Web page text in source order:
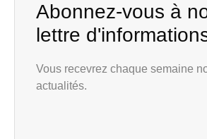
Abonnez-vous à
lettre
Vous recevrez chaque semaine
actualités.